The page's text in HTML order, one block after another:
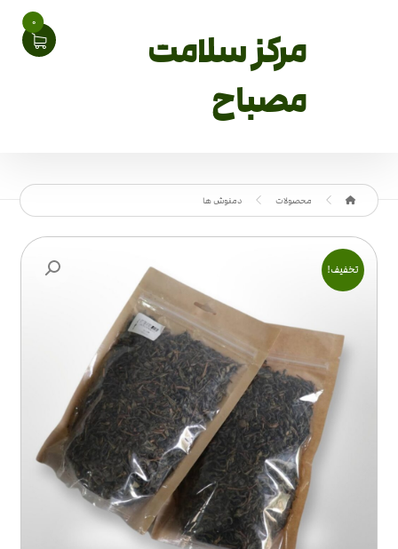
مرکز سلامت
مصباح
0
محصولات دمنوش ها
بزرگنمایی تصویر تخفیف!